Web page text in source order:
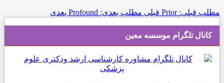
مطلب قبلی: Prior قبلی مطلب بعدی: Profound بعدی
کانال تلگرام موسسه معین